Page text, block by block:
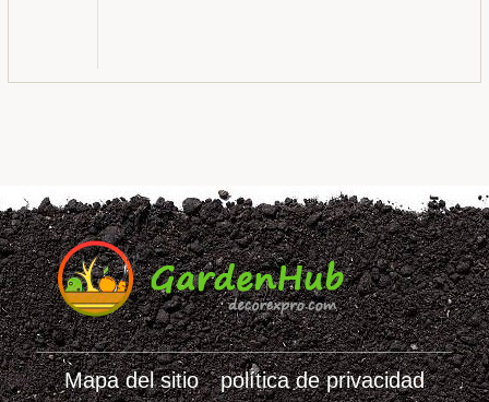
Mapa del sitio
política de privacidad